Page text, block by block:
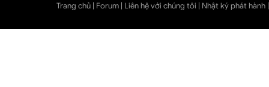
Trang chủ | Forum | Liên hệ với chúng tôi | Nhật ký phát hành